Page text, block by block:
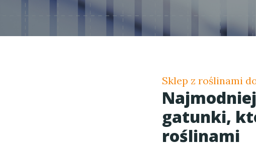
Sklep z roślinami
gatunki,
roślinami